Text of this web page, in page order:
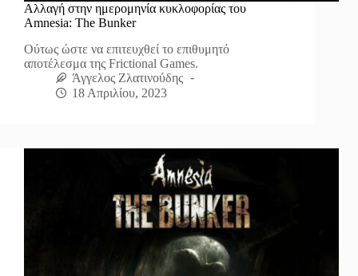
Αλλαγή στην ημερομηνία κυκλοφορίας του
Amnesia: The Bunker
Ούτως ώστε να επιτευχθεί το επιθυμητό
αποτέλεσμα της Frictional Games.
Άγγελος Ζλατινούδης
18 Απριλίου, 2023